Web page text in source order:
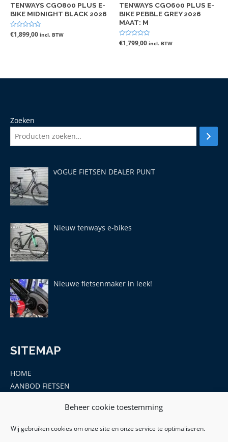
Beheer cookie toestemming
Wij gebruiken cookies om onze site en onze service te optimaliseren.
TENWAYS CGO800 PLUS E-
BIKE MIDNIGHT BLACK 2026
Gewaardeerd
0
€1,899,00 incl. BTW
TENWAYS CGO600 PLUS E-
BIKE PEBBLE GREY 2026
MAAT: M
Gewaardeerd
0
€1,799,00 incl. BTW
Zoeken
vOGUE FIETSEN DEALER PUNT
Nieuw tenways e-bikes
Nieuwe fietsenmaker in leek!
SITEMAP
HOME
AANBOD FIETSEN
ONDERDELEN EN ACCESSOIRES
CONTACT